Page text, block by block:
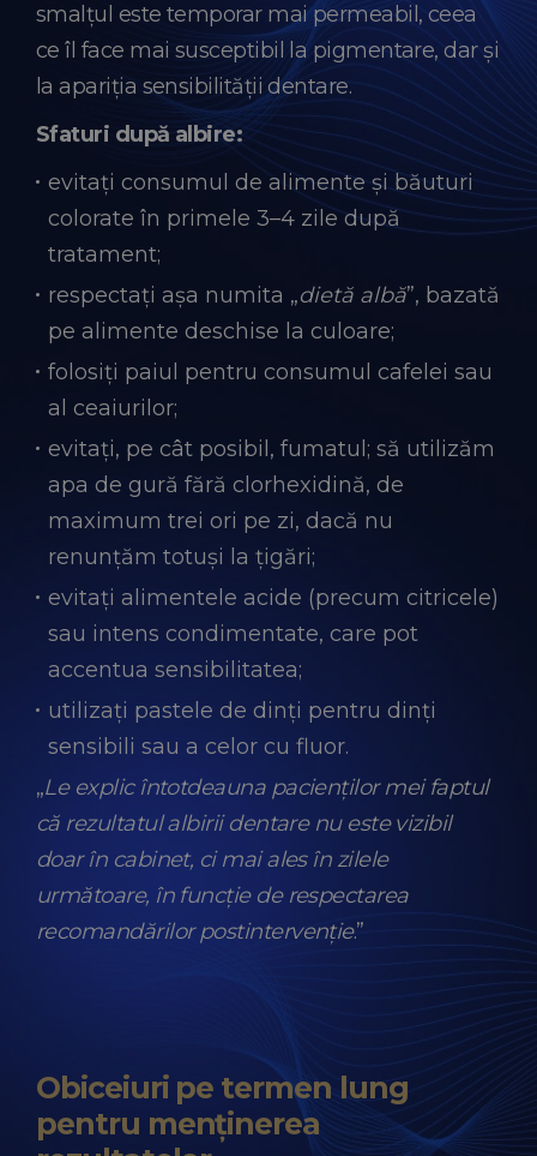
smalțul este temporar mai permeabil, ceea
ce îl face mai susceptibil la pigmentare, dar și
la apariția sensibilității dentare.
Sfaturi după albire:
evitați consumul de alimente și băuturi
colorate în primele 3–4 zile după
tratament;
respectați așa numita „dietă albă”, bazată
pe alimente deschise la culoare;
folosiți paiul pentru consumul cafelei sau
al ceaiurilor;
evitați, pe cât posibil, fumatul; să utilizăm
apa de gură fără clorhexidină, de
maximum trei ori pe zi, dacă nu
renunțăm totuși la țigări;
evitați alimentele acide (precum citricele)
sau intens condimentate, care pot
accentua sensibilitatea;
utilizați pastele de dinți pentru dinți
sensibili sau a celor cu fluor.
„Le explic întotdeauna pacienților mei faptul
că rezultatul albirii dentare nu este vizibil
doar în cabinet, ci mai ales în zilele
următoare, în funcție de respectarea
recomandărilor postintervenție.”
Obiceiuri pe termen lung
pentru menținerea